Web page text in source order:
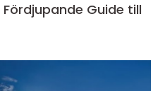
Guide till